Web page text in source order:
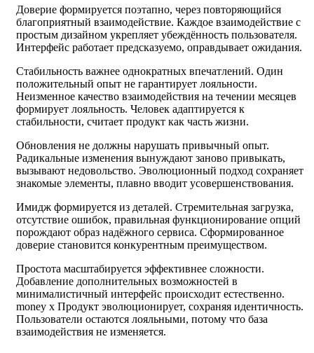
Доверие формируется поэтапно, через повторяющийся
благоприятный взаимодействие. Каждое взаимодействие с
простым дизайном укрепляет убеждённость пользователя.
Интерфейс работает предсказуемо, оправдывает ожидания.
Стабильность важнее однократных впечатлений. Один
положительный опыт не гарантирует лояльности.
Неизменное качество взаимодействия на течении месяцев
формирует лояльность. Человек адаптируется к
стабильности, считает продукт как часть жизни.
Обновления не должны нарушать привычный опыт.
Радикальные изменения вынуждают заново привыкать,
вызывают недовольство. Эволюционный подход сохраняет
знакомые элементы, плавно вводит усовершенствования.
Имидж формируется из деталей. Стремительная загрузка,
отсутствие ошибок, правильная функционирование опций
порождают образ надёжного сервиса. Сформированное
доверие становится конкурентным преимуществом.
Простота масштабируется эффективнее сложности.
Добавление дополнительных возможностей в
минималистичный интерфейс происходит естественно.
money x Продукт эволюционирует, сохраняя идентичность.
Пользователи остаются лояльными, потому что база
взаимодействия не изменяется.